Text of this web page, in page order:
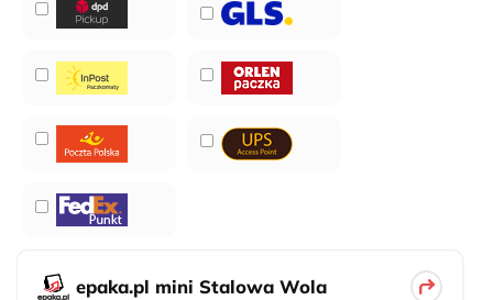
epaka.pl mini Stalowa Wola